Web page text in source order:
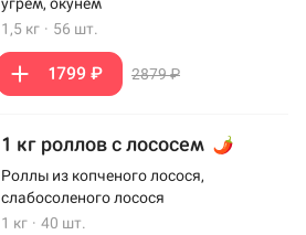
угрем, окунем
1,5 кг · 56 шт.
1799 ₽ 2879 ₽
1 кг роллов с лососем
Роллы из копченого лосося,
слабосоленого лосося
1 кг · 40 шт.